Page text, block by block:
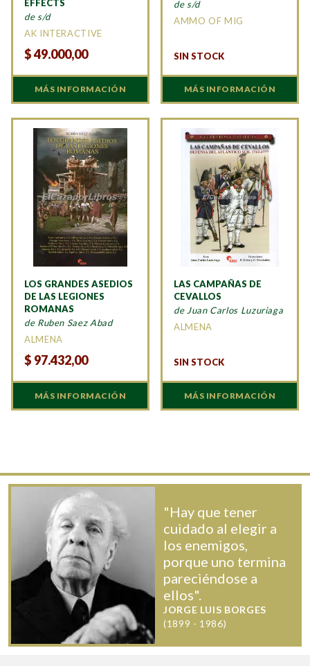
EFFECTS
de s/d
AK INTERACTIVE
$49.000,00
MÁS INFORMACIÓN
de s/d
AMMO OF MIG
SIN STOCK
MÁS INFORMACIÓN
LOS GRANDES ASEDIOS
DE LAS LEGIONES
ROMANAS
de Ruben Saez Abad
ALMENA
$ 97.432,00
MÁS INFORMACIÓN
LAS CAMPAÑAS DE
CEVALLOS
de Juan Carlos Luzuriaga
ALMENA
SIN STOCK
MÁS INFORMACIÓN
"Hay que tener
cuidado al elegir a
los enemigos,
porque uno termina
pareciéndose a
ellos".
JORGE LUIS BORGES
(1899 - 1986)